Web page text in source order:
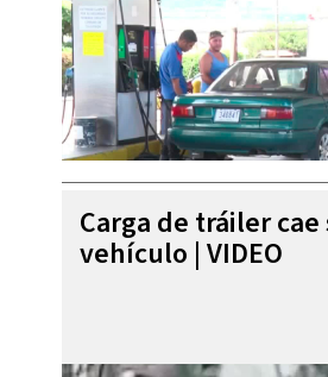
Carga de tráiler
vehículo | VIDEO